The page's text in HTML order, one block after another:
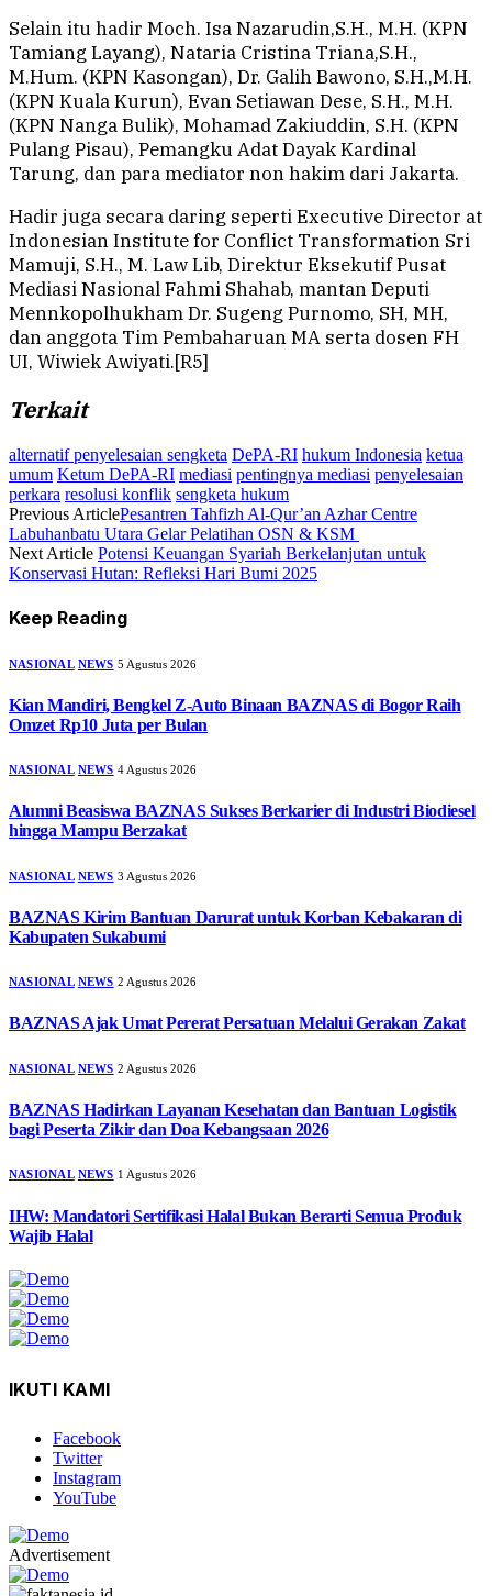
Selain itu hadir Moch. Isa Nazarudin,S.H., M.H. (KPN
Tamiang Layang), Nataria Cristina Triana,S.H.,
M.Hum. (KPN Kasongan), Dr. Galih Bawono, S.H.,M.H.
(KPN Kuala Kurun), Evan Setiawan Dese, S.H., M.H.
(KPN Nanga Bulik), Mohamad Zakiuddin, S.H. (KPN
Pulang Pisau), Pemangku Adat Dayak Kardinal
Tarung, dan para mediator non hakim dari Jakarta.
Hadir juga secara daring seperti Executive Director at
Indonesian Institute for Conflict Transformation Sri
Mamuji, S.H., M. Law Lib, Direktur Eksekutif Pusat
Mediasi Nasional Fahmi Shahab, mantan Deputi
Mennkopolhukham Dr. Sugeng Purnomo, SH, MH,
dan anggota Tim Pembaharuan MA serta dosen FH
UI, Wiwiek Awiyati.[R5]
Terkait
alternatif penyelesaian sengketa DePA-RI hukum Indonesia ketua
umum Ketum DePA-RI mediasi pentingnya mediasi penyelesaian
perkara resolusi konflik sengketa hukum
Previous ArticlePesantren Tahfizh Al-Qur’an Azhar Centre
Labuhanbatu Utara Gelar Pelatihan OSN & KSM
Next Article Potensi Keuangan Syariah Berkelanjutan untuk
Konservasi Hutan: Refleksi Hari Bumi 2025
Keep Reading
NASIONAL NEWS 5 Agustus 2026
Kian Mandiri, Bengkel Z-Auto Binaan BAZNAS di Bogor Raih
Omzet Rp10 Juta per Bulan
NASIONAL NEWS 4 Agustus 2026
Alumni Beasiswa BAZNAS Sukses Berkarier di Industri Biodiesel
hingga Mampu Berzakat
NASIONAL NEWS 3 Agustus 2026
BAZNAS Kirim Bantuan Darurat untuk Korban Kebakaran di
Kabupaten Sukabumi
NASIONAL NEWS 2 Agustus 2026
BAZNAS Ajak Umat Pererat Persatuan Melalui Gerakan Zakat
NASIONAL NEWS 2 Agustus 2026
BAZNAS Hadirkan Layanan Kesehatan dan Bantuan Logistik
bagi Peserta Zikir dan Doa Kebangsaan 2026
NASIONAL NEWS 1 Agustus 2026
IHW: Mandatori Sertifikasi Halal Bukan Berarti Semua Produk
Wajib Halal
IKUTI KAMI
Facebook
Twitter
Instagram
YouTube
Advertisement